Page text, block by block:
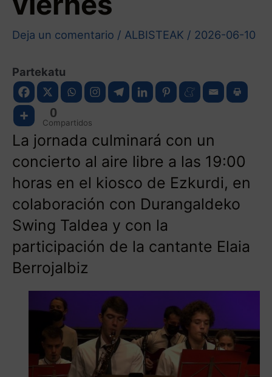
Deja un comentario / ALBISTEAK / 2026-06-10
Partekatu
0
Compartidos
La jornada culminará con un
concierto al aire libre a las 19:00
horas en el kiosco de Ezkurdi, en
colaboración con Durangaldeko
Swing Taldea y con la
participación de la cantante Elaia
Berrojalbiz